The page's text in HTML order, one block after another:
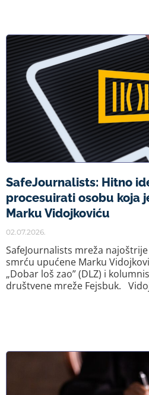
SafeJournalists: Hitno
procesuirati osobu koja
Marku Vidojkoviću
02.07.2026.
SafeJournalists mreža
smrću upućene Marku
„Dobar loš zao” (DLZ) i
društvene mreže Fejsbuk.